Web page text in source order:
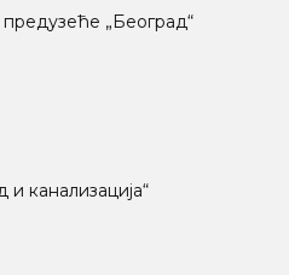
„Београд“
канализација“